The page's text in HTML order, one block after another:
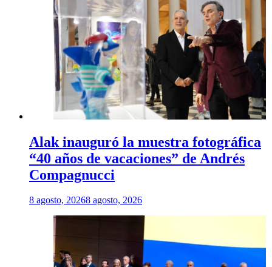
Alak inauguró la muestra fotográfica
“40 años de vacaciones” de Andrés
Compagnucci
8 agosto, 20268 agosto, 2026